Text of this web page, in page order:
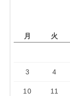
月 火
3 4
10 11